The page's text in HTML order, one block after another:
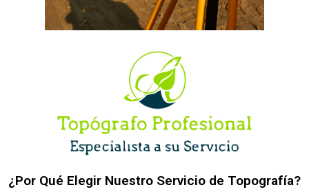
¿Por Qué Elegir Nuestro Servicio de Topografía?